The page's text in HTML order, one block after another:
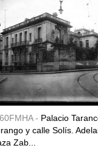
- Palacio
y calle Solís.
Zab...